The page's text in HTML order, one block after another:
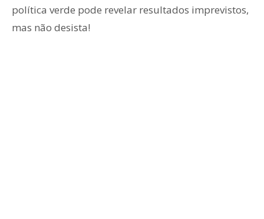
política verde pode revelar resultados imprevistos,
mas não desista!